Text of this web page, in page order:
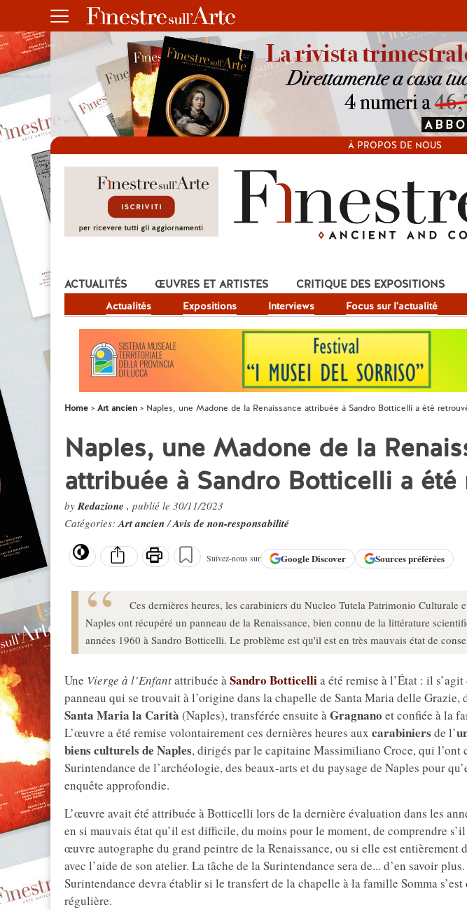
À PROPOS DE NOUS
ACTUALITÉS
Actualités Expositions Interviews Focus sur l'actualité
ŒUVRES ET ARTISTES CRITIQUE DES EXPOSITIONS
Home Art ancien Naples, une Madone de la Renaissance attribuée à Sandro Botticelli a été
Naples, une Madone de la
attribuée à Sandro Botticelli a été
byRedazione , publié le 30/11/2023
Catégories:Art ancien/Avis de non-responsabilité
Suivez-nous sur GoogleDiscover Sources préférées
Ces dernières heures, les carabiniers du Nucleo Tutela Patrimonio Culturale
Naples ont récupéré un panneau de la Renaissance, bien connu de la littérature
années 1960 à Sandro Botticelli. Le problème est qu'il est en très mauvais état de
Une Vierge à l’Enfantattribuée àSandro Botticellia été remise à l’État : il
panneau qui se trouvait à l’origine dans la chapelle de Santa Maria delle Grazie,
Santa Maria la Carità (Naples), transférée ensuite àGragnano et confiée à la
L’œuvre a été remise volontairement ces dernières heures aux carabiniers de l’
biens culturels de Naples, dirigés par le capitaine Massimiliano Croce, qui l’ont
Surintendance de l’archéologie, des beaux-arts et du paysage de Naples pour
enquête approfondie.
L’œuvre avait été attribuée à Botticelli lors de la dernière évaluation dans les
en si mauvais état qu’il est difficile, du moins pour le moment, de comprendre
œuvre autographe du grand peintre de la Renaissance, ou si elle est entièrement
avec l’aide de son atelier. La tâche de la Surintendance sera de... d’en savoir
Surintendance devra établir si le transfert de la chapelle à la famille Somma
régulière.